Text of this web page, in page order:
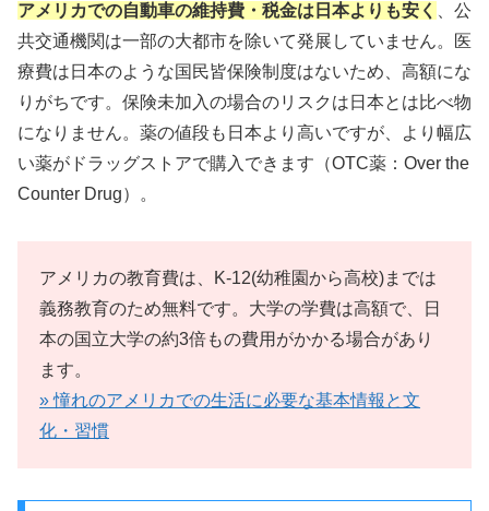
アメリカでの自動車の維持費・税金は日本よりも安く
、公
共交通機関は一部の大都市を除いて発展していません。医
療費は日本のような国民皆保険制度はないため、高額にな
りがちです。保険未加入の場合のリスクは日本とは比べ物
になりません。薬の値段も日本より高いですが、より幅広
い薬がドラッグストアで購入できます（OTC薬：Over the
Counter Drug）。
アメリカの教育費は、K-12(幼稚園から高校)までは
義務教育のため無料です。大学の学費は高額で、日
本の国立大学の約3倍もの費用がかかる場合があり
ます。
» 憧れのアメリカでの生活に必要な基本情報と文
化・習慣